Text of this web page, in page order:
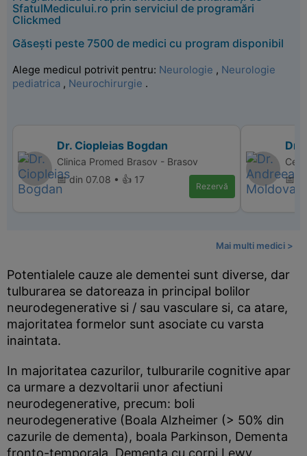
SfatulMedicului.ro prin serviciul de programări
Clickmed
Găsești peste 7500 de medici cu program disponibil
Alege medicul potrivit pentru: Neurologie , Neurologie
pediatrica , Neurochirurgie .
Dr. Ciopleias Bogdan
Clinica Promed Brasov - Brasov
📅 din 07.08 • 👍 17
Rezervă
Dr.
📅
Mai multi medici >
Potentialele cauze ale dementei sunt diverse, dar
tulburarea se datoreaza in principal bolilor
neurodegenerative si / sau vasculare si, ca atare,
majoritatea formelor sunt asociate cu varsta
inaintata.
In majoritatea cazurilor, tulburarile cognitive apar
ca urmare a dezvoltarii unor afectiuni
neurodegenerative, precum: boli
neurodegenerative (Boala Alzheimer (> 50% din
cazurile de dementa), boala Parkinson, Dementa
fronto-temporala, Dementa cu corpi Lewy,